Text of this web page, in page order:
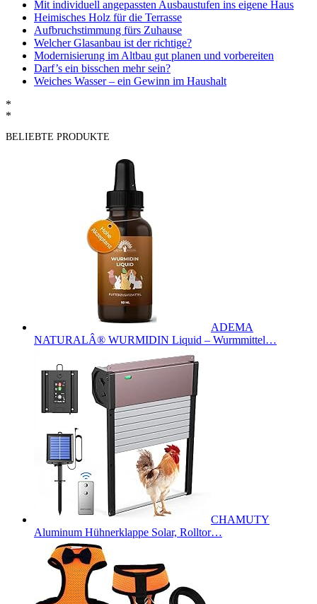
Mit individuell angepassten Ausbaustufen ins eigene Haus
Heimisches Holz für die Terrasse
Aufbruchstimmung fürs Zuhause
Welcher Glasanbau ist der richtige?
Modernisierung im Altbau gut planen und vorbereiten
Darf’s ein bisschen mehr sein?
Weiches Wasser – ein Gewinn im Haushalt
*
*
BELIEBTE PRODUKTE
ADEMA
NATURALÂ® WURMIDIN Liquid – Wurmmittel…
CHAMUTY
Aluminum Hühnerklappe Solar, Rolltor…